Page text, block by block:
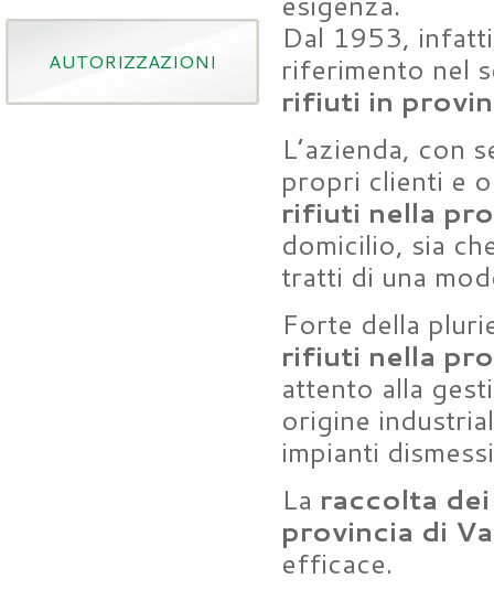
Dal 1953,
riferimento nel
rifiuti in
L’azienda, con
propri clienti e
rifiuti nella
domicilio, sia
tratti di una
Forte della
rifiuti nella
attento alla
origine
impianti
La raccolta
provincia di
efficace.
AUTORIZZAZIONI